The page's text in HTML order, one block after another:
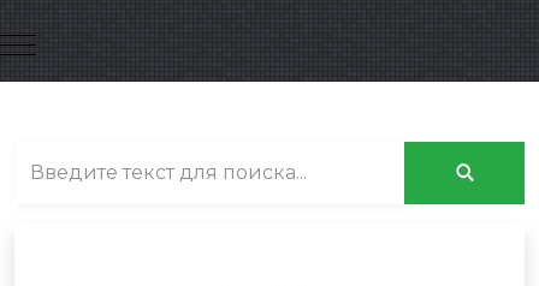
Mobile Menu Toggle